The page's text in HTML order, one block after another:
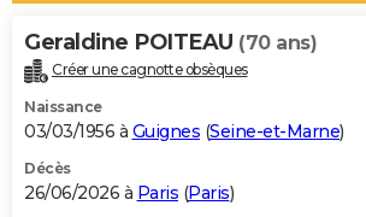
Alimentation
Guide de la santé
Maladies
Médicaments
Sommeil
VOYAGE
Destinations
City break
Voyage nature
Voyage de noces
Forum
Climat
+PHOTO
GUIDES D'ACHAT
BONS PLANS
Geraldine POITEAU (70 ans)
Créer une cagnotte obsèques
Naissance
03/03/1956 à Guignes (Seine-et-Marne)
Décès
26/06/2026 à Paris (Paris)